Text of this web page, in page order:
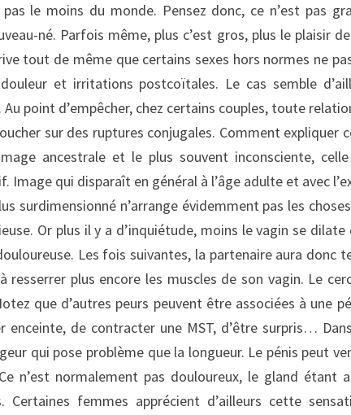
pas le moins du monde. Pensez donc, ce n’est pas
né. Parfois même, plus c’est gros, plus le plaisir
tout de même que certains sexes hors normes ne
et irritations postcoïtales. Le cas semble
Au point d’empêcher, chez certains couples, toute
sur des ruptures conjugales. Comment expliquer
ancestrale et le plus souvent inconsciente,
Image qui disparaît en général à l’âge adulte et avec
surdimensionné n’arrange évidemment pas les
Or plus il y a d’inquiétude, moins le vagin se
Les fois suivantes, la partenaire aura donc
plus encore les muscles de son vagin. Le
que d’autres peurs peuvent être associées à une
de contracter une MST, d’être surpris…
qui pose problème que la longueur. Le pénis peut
n’est normalement pas douloureux, le gland étant
femmes apprécient d’ailleurs cette